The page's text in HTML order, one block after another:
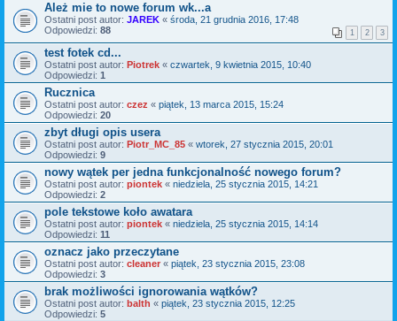
Ależ mie to nowe forum wk...a
Ostatni post autor: JAREK « środa, 21 grudnia 2016, 17:48
Odpowiedzi: 88 1 2 3
test fotek cd...
Ostatni post autor: Piotrek « czwartek, 9 kwietnia 2015, 10:40
Odpowiedzi: 1
Rucznica
Ostatni post autor: czez « piątek, 13 marca 2015, 15:24
Odpowiedzi: 20
zbyt długi opis usera
Ostatni post autor: Piotr_MC_85 « wtorek, 27 stycznia 2015, 20:01
Odpowiedzi: 9
nowy wątek per jedna funkcjonalność nowego forum?
Ostatni post autor: piontek « niedziela, 25 stycznia 2015, 14:21
Odpowiedzi: 2
pole tekstowe koło awatara
Ostatni post autor: piontek « niedziela, 25 stycznia 2015, 14:14
Odpowiedzi: 11
oznacz jako przeczytane
Ostatni post autor: cleaner « piątek, 23 stycznia 2015, 23:08
Odpowiedzi: 3
brak możliwości ignorowania wątków?
Ostatni post autor: balth « piątek, 23 stycznia 2015, 12:25
Odpowiedzi: 5